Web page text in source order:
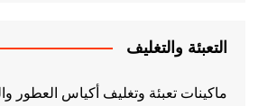
التعبئة والتغليف
ماكينات تعبئة وتغليف أكياس العطور